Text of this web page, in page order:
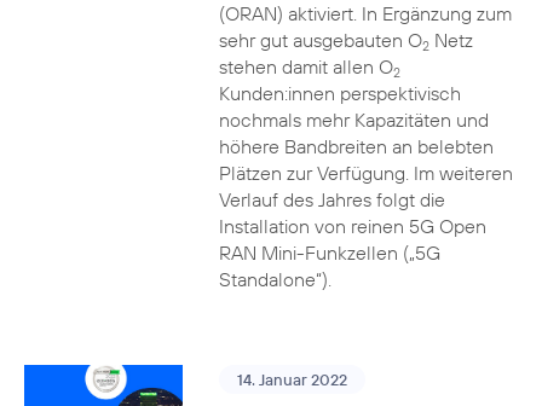
(ORAN) aktiviert. In Ergänzung zum
sehr gut ausgebauten O2Netz
stehen damit allen O2
Kunden:innen perspektivisch
nochmals mehr Kapazitäten und
höhere Bandbreiten an belebten
Plätzen zur Verfügung. Im weiteren
Verlauf des Jahres folgt die
Installation von reinen 5G Open
RAN Mini-Funkzellen („5G
Standalone“).
14. Januar 2022